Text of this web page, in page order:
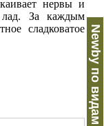
нервы и
лад. За каждым
сладковатое Newby по видам